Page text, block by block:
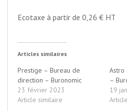
Ecotaxe à partir de 0,26 € HT
Articles similaires
Prestige – Bureau de
direction – Buronomic
23 février 2023
Article similaire
Astro
–
19